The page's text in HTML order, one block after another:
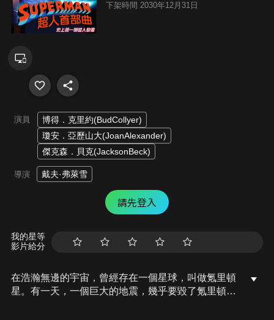
下架時間 2030年12月31日
演員
博得．克里約(BudCollyer)
瓊安．亞歷山大(JoanAlexander)
傑克森．貝克(JacksonBeck)
導演 戴夫·弗萊雪
請先登入
我的星等
影片給分
在浩瀚無邊的宇宙，曾經存在一個星球，叫做氪里頓
星。有一天，一個巨大的地震，幾乎要毀了氪里頓星